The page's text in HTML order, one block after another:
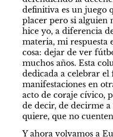
definitiva es un juego
placer pero si alguien
hice yo, a diferencia
materia, mi respuesta
cosa: dejar de ver
muchos años. Esta
dedicada a celebrar
manifestaciones en
acto de coraje cívico,
de decir, de decirme
quiere, que no
Y ahora volvamos a